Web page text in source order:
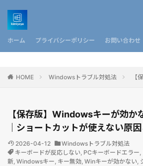
ホーム プライバシーポリシー お問い合わせ
HOME Windowsトラブル対処法 【
【保存版】Windowsキーが効か
｜ショートカットが使えない原
2026-04-12
Windowsトラブル対処法
キーボードが反応しない, PCキーボードエラー,
新, Windowsキー, キー無効, Winキーが効かない,